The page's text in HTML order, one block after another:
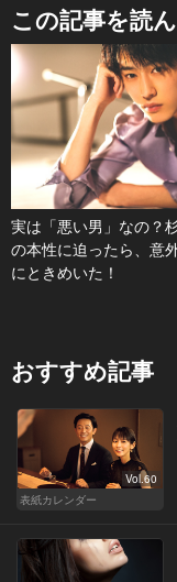
この記事を読
実は「悪い男」なの？
の本性に迫ったら、意
にときめいた！
おすすめ記事
Vol.60
表紙カレンダー